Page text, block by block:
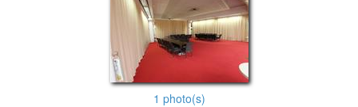
1 photo(s)